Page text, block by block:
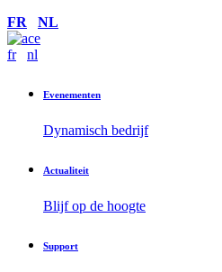
FR
NL
fr nl
Evenementen
Dynamisch bedrijf
Actualiteit
Blijf op de hoogte
Support